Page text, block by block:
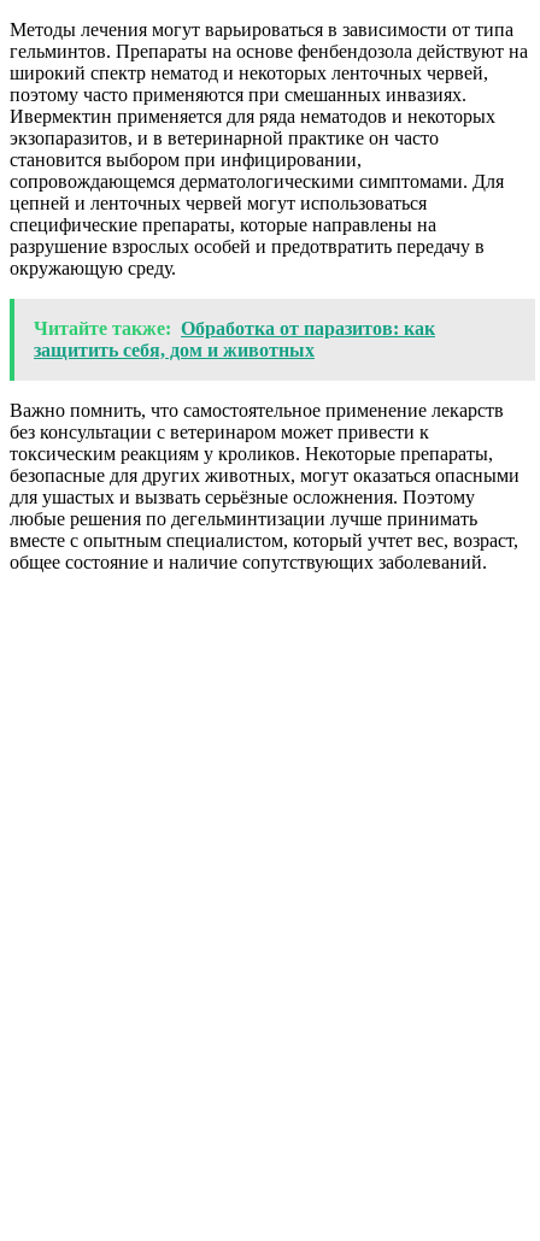
Методы лечения могут варьироваться в зависимости от типа
гельминтов. Препараты на основе фенбендозола действуют на
широкий спектр нематод и некоторых ленточных червей,
поэтому часто применяются при смешанных инвазиях.
Ивермектин применяется для ряда нематодов и некоторых
экзопаразитов, и в ветеринарной практике он часто
становится выбором при инфицировании,
сопровождающемся дерматологическими симптомами. Для
цепней и ленточных червей могут использоваться
специфические препараты, которые направлены на
разрушение взрослых особей и предотвратить передачу в
окружающую среду.
Читайте также: Обработка от паразитов: как
защитить себя, дом и животных
Важно помнить, что самостоятельное применение лекарств
без консультации с ветеринаром может привести к
токсическим реакциям у кроликов. Некоторые препараты,
безопасные для других животных, могут оказаться опасными
для ушастых и вызвать серьёзные осложнения. Поэтому
любые решения по дегельминтизации лучше принимать
вместе с опытным специалистом, который учтет вес, возраст,
общее состояние и наличие сопутствующих заболеваний.